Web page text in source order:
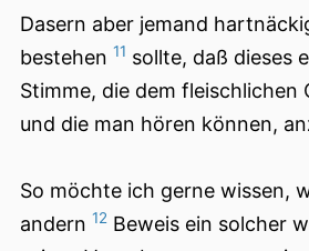
Dasern aber jemand
bestehen 11 sollte, daß dieses
Stimme, die dem fleischlichen
und die man hören können,
So möchte ich gerne wissen,
andern 12 Beweis ein solcher